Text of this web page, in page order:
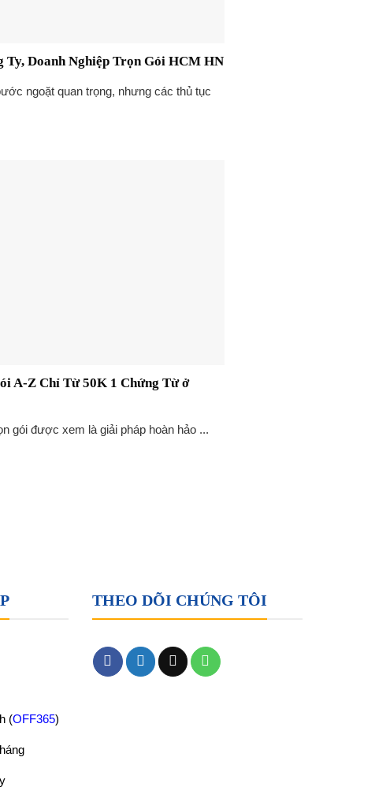
Ty, Doanh Nghiệp Trọn Gói HCM HN
ngoặt quan trọng, nhưng các thủ tục
A-Z Chỉ Từ 50K 1 Chứng Từ ở
gói được xem là giải pháp hoàn hảo ...
(OFF365)
THEO DÕI CHÚNG TÔI